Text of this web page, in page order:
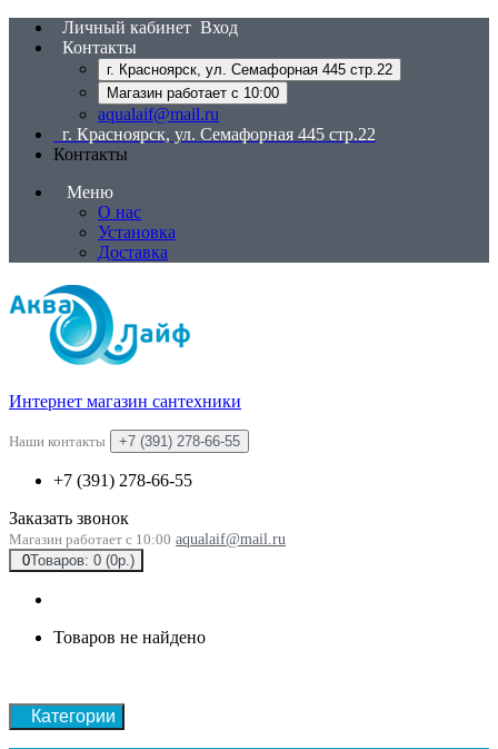
Личный кабинет Вход
Контакты
г. Красноярск, ул. Семафорная 445 стр.22
Магазин работает с 10:00
aqualaif@mail.ru
г. Красноярск, ул. Семафорная 445 стр.22
Контакты
Меню
О нас
Установка
Доставка
Интернет магазин сантехники
Наши контакты +7 (391) 278-66-55
+7 (391) 278-66-55
Заказать звонок
Магазин работает с 10:00 aqualaif@mail.ru
0Товаров: 0 (0р.)
Товаров не найдено
Категории